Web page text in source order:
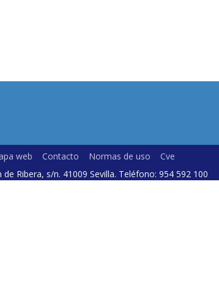
web Contacto Normas de uso
Cve
de Ribera, s/n. 41009 Sevilla. Teléfono: 954 592 100